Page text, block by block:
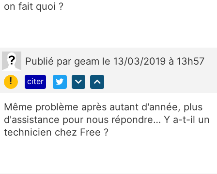
on fait quoi ?
Publié par geam le 13/03/2019 à 13h57
!
citer
Même problème après autant d'année, plus
d'assistance pour nous répondre… Y a-t-il un
technicien chez Free ?